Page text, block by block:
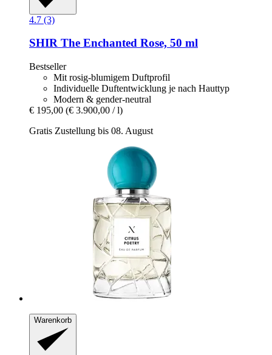
4.7 (3)
SHIR The Enchanted Rose, 50 ml
Bestseller
Mit rosig-blumigem Duftprofil
Individuelle Duftentwicklung je nach Hauttyp
Modern & gender-neutral
€ 195,00 (€ 3.900,00 / l)
Gratis Zustellung bis 08. August
Warenkorb